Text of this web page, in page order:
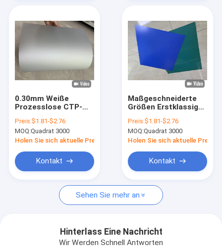
Produkte
VR-Show
Über uns
Kontakt US
Nachrichten
Fordern Sie ein Zitat
Ctp-Platten-Herstellungs-Maschine
0.30mm Weiße
Prozesslose CTP-
Unterstützung
Anpassung Größe
Preis:$1.81-$2.76
MOQ:Quadrat 3000
Holen Sie sich aktuelle Preis
Kontakt
Maßgeschneiderte
Größen Erstklassige
Druckplatte mit
Entwicklungsbreite
Preis:$1.81-$2.76
MOQ:Quadrat 3000
Holen Sie sich aktuelle Preis
Kontakt
Sehen Sie mehr an
Hinterlass Eine Nachricht
Wir Werden Schnell Antworten